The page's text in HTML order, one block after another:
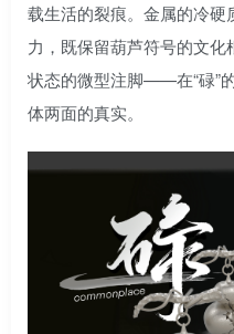
载生活的裂痕。金属的冷
力，既保留葫芦符号的文
状态的微型注脚——在“碌”
体两面的真实。